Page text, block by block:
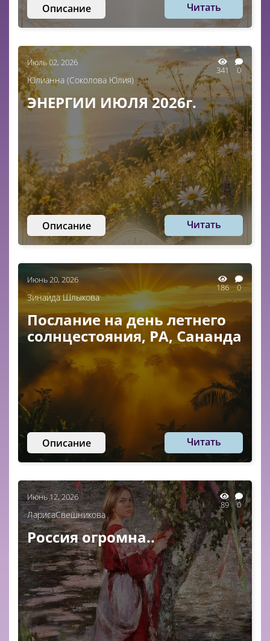
Описание Читать
Июль 02, 2026
341 0
Юлианна (Соколова Юлия)
ЭНЕРГИИ ИЮЛЯ 2026г.
Описание Читать
Июнь 20, 2026
186 0
Зинаида Шлыкова
Послание на день летнего
солнцестояния, РА, Сананда
Описание Читать
Июнь 12, 2026
89 0
ЛарисаСвешникова
Россия огромна..